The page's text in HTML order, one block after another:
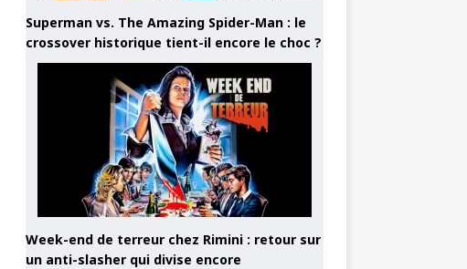
Superman vs. The Amazing Spider-Man : le
crossover historique tient-il encore le choc ?
Week-end de terreur chez Rimini : retour sur
un anti-slasher qui divise encore